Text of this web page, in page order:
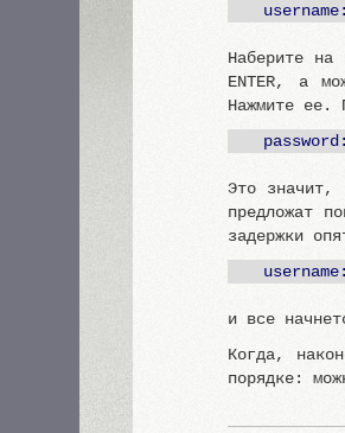
username:
Наберите на
ENTER, а
Нажмите ее.
password:
Это значит,
предложат
задержки
username:
и все
Когда,
порядке: